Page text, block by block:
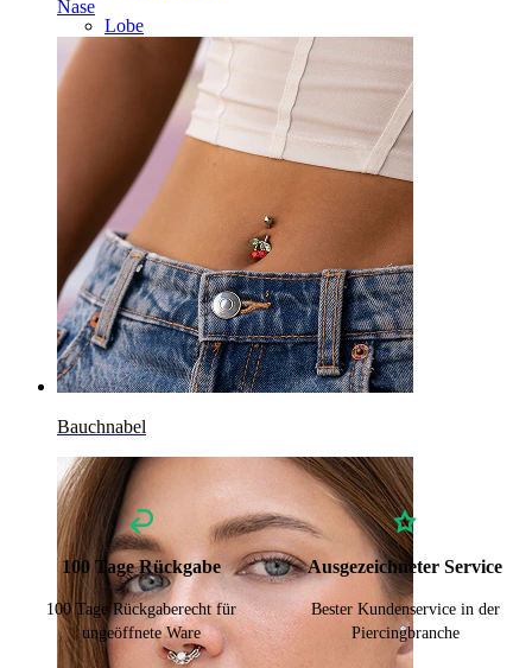
Nase
Bauchnabel
Lobe
100 Tage Rückgabe
100 Tage Rückgaberecht für
ungeöffnete Ware
Ausgezeichneter Service
Bester Kundenservice in der
Piercingbranche